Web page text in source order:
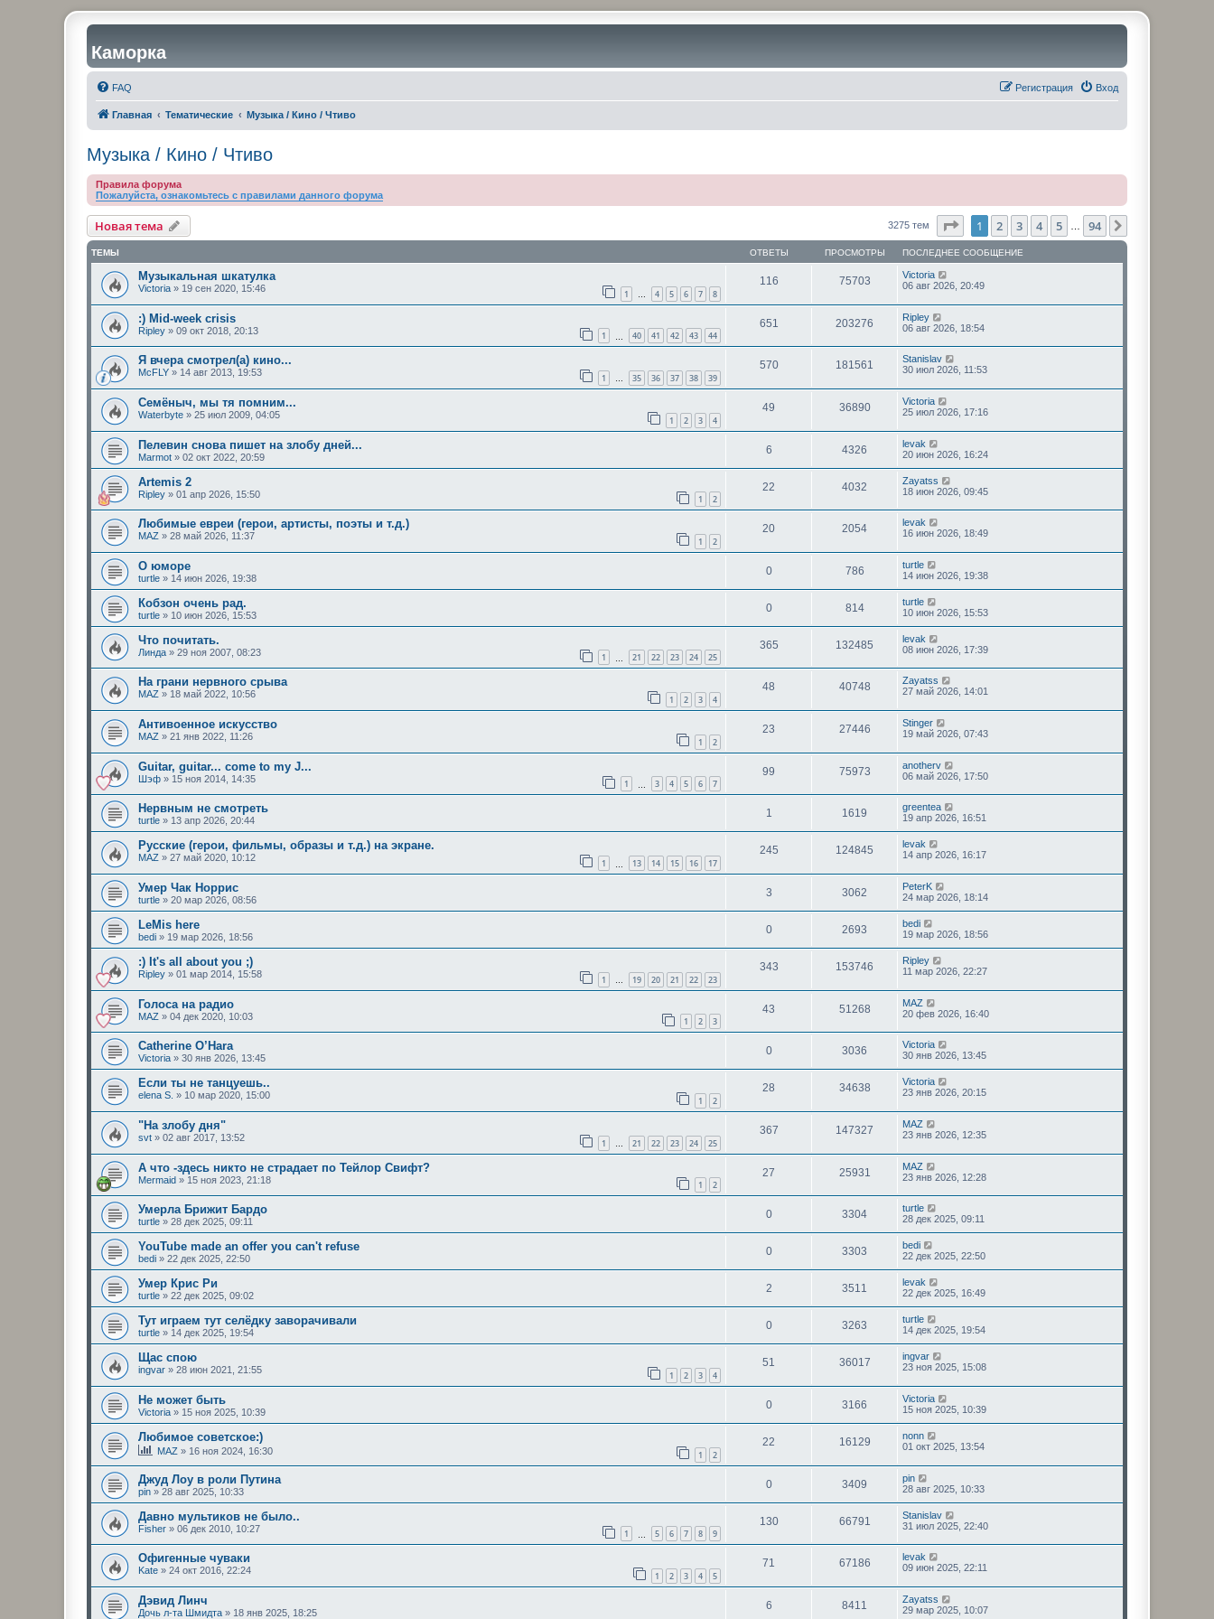
Каморка
FAQ Вход
Регистрация
Главная Тематические Музыка / Кино / Чтиво
Музыка / Кино / Чтиво
Правила форума
Пожалуйста, ознакомьтесь с правилами данного форума
Новая тема 3275 тем Страница1 из 94
1 2 3 4 5 94
ТЕМЫ ОТВЕТЫ ПРОСМОТРЫ ПОСЛЕДНЕЕ СООБЩЕНИЕ
Музыкальная шкатулка
Victoria » 19 сен 2020, 15:46 1 … 4 5 6 7 8
116 75703
Victoria
06 авг 2026, 20:49
:) Mid-week crisis
Ripley » 09 окт 2018, 20:13 1 40 41 42 43 44
651 203276
Ripley
06 авг 2026, 18:54
Я вчера смотрел(а) кино...
McFLY » 14 авг 2013, 19:53 1 … 35 36 37 38 39
570 181561
Stanislav
30 июл 2026, 11:53
Семёныч, мы тя помним...
Waterbyte » 25 июл 2009, 04:05 1 2 3 4
49 36890
Victoria
25 июл 2026, 17:16
Пелевин снова пишет на злобу дней...
Marmot » 02 окт 2022, 20:59
6 4326
levak
20 июн 2026, 16:24
Artemis 2
Ripley » 01 апр 2026, 15:50 1 2
22 4032
Zayatss
18 июн 2026, 09:45
Любимые евреи (герои, артисты, поэты и т.д.)
MAZ » 28 май 2026, 11:37 1 2
20 2054
levak
16 июн 2026, 18:49
О юморе
turtle » 14 июн 2026, 19:38
0 786
turtle
14 июн 2026, 19:38
Кобзон очень рад.
turtle » 10 июн 2026, 15:53
0 814
turtle
10 июн 2026, 15:53
Что почитать.
Линда » 29 ноя 2007, 08:23 1 21 22 23 24 25
365 132485
levak
08 июн 2026, 17:39
На грани нервного срыва
MAZ » 18 май 2022, 10:56 1 2 3 4
48 40748
Zayatss
27 май 2026, 14:01
Антивоенное искусство
MAZ » 21 янв 2022, 11:26 1 2
23 27446
Stinger
19 май 2026, 07:43
Guitar, guitar... come to my J...
Шэф » 15 ноя 2014, 14:35 1 3 4 5 6 7
99 75973
anotherv
06 май 2026, 17:50
Нервным не смотреть
turtle » 13 апр 2026, 20:44
1 1619
greentea
19 апр 2026, 16:51
Русские (герои, фильмы, образы и т.д.) на экране.
MAZ » 27 май 2020, 10:12 1 13 14 15 16 17
245 124845
levak
14 апр 2026, 16:17
Умер Чак Норрис
turtle » 20 мар 2026, 08:56
3 3062
PeterK
24 мар 2026, 18:14
LeMis here
bedi » 19 мар 2026, 18:56
0 2693
bedi
19 мар 2026, 18:56
:) It's all about you ;)
Ripley » 01 мар 2014, 15:58 1 … 19 20 21 22 23
343 153746
Ripley
11 мар 2026, 22:27
Голоса на радио
MAZ » 04 дек 2020, 10:03 1 2 3
43 51268
MAZ
20 фев 2026, 16:40
Catherine O’Hara
Victoria » 30 янв 2026, 13:45
0 3036
Victoria
30 янв 2026, 13:45
Если ты нe танцуешь..
elena S. » 10 мар 2020, 15:00 1 2
28 34638
Victoria
23 янв 2026, 20:15
"На злобу дня"
svt » 02 авг 2017, 13:52 1 … 21 22 23 24 25
367 147327
MAZ
23 янв 2026, 12:35
А что -здесь никто не страдает по Тейлор Свифт?
Mermaid » 15 ноя 2023, 21:18 1 2
27 25931
MAZ
23 янв 2026, 12:28
Умерла Брижит Бардо
turtle » 28 дек 2025, 09:11
0 3304
turtle
28 дек 2025, 09:11
YouTube made an offer you can't refuse
bedi » 22 дек 2025, 22:50
0 3303
bedi
22 дек 2025, 22:50
Умер Крис Ри
turtle » 22 дек 2025, 09:02
2 3511
levak
22 дек 2025, 16:49
Тут играем тут селёдку заворачивали
turtle » 14 дек 2025, 19:54
0 3263
turtle
14 дек 2025, 19:54
Щас спою
ingvar » 28 июн 2021, 21:55 1 2 3 4
51 36017
ingvar
23 ноя 2025, 15:08
Не может быть
Victoria » 15 ноя 2025, 10:39
0 3166
Victoria
15 ноя 2025, 10:39
Любимое советское:)
MAZ » 16 ноя 2024, 16:30 1 2
22 16129
nonn
01 окт 2025, 13:54
Джуд Лоу в роли Путина
pin » 28 авг 2025, 10:33
0 3409
pin
28 авг 2025, 10:33
Давно мультиков не было..
Fisher » 06 дек 2010, 10:27 1 5 6 7 8 9
130 66791
Stanislav
31 июл 2025, 22:40
Офигенные чуваки
Kate » 24 окт 2016, 22:24 1 2 3 4 5
71 67186
levak
09 июн 2025, 22:11
Дэвид Линч
Дочь л-та Шмидта » 18 янв 2025, 18:25
6 8411
Zayatss
29 мар 2025, 10:07